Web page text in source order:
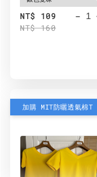
NT$ 109
NT$ 160
-
加購 MIT防曬透氣棉T